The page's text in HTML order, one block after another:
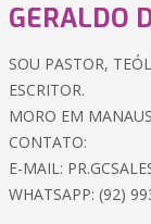
GERALDO
SOU PASTOR,
ESCRITOR.
MORO EM
CONTATO:
E-MAIL:
WHATSAPP: (92)